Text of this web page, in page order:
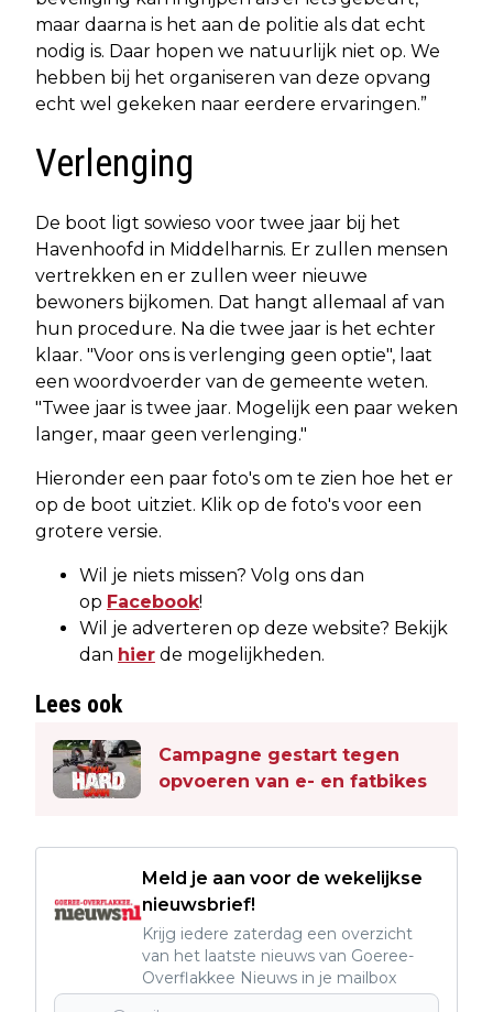
maar daarna is het aan de politie als dat echt
nodig is. Daar hopen we natuurlijk niet op. We
hebben bij het organiseren van deze opvang
echt wel gekeken naar eerdere ervaringen.”
Verlenging
De boot ligt sowieso voor twee jaar bij het
Havenhoofd in Middelharnis. Er zullen mensen
vertrekken en er zullen weer nieuwe
bewoners bijkomen. Dat hangt allemaal af van
hun procedure. Na die twee jaar is het echter
klaar. "Voor ons is verlenging geen optie", laat
een woordvoerder van de gemeente weten.
"Twee jaar is twee jaar. Mogelijk een paar weken
langer, maar geen verlenging."
Hieronder een paar foto's om te zien hoe het er
op de boot uitziet. Klik op de foto's voor een
grotere versie.
Wil je niets missen? Volg ons dan
op Facebook!
Wil je adverteren op deze website? Bekijk
dan hier de mogelijkheden.
Lees ook
Campagne gestart tegen
opvoeren van e- en fatbikes
Meld je aan voor de wekelijkse
nieuwsbrief!
Krijg iedere zaterdag een overzicht
van het laatste nieuws van Goeree-
Overflakkee Nieuws in je mailbox